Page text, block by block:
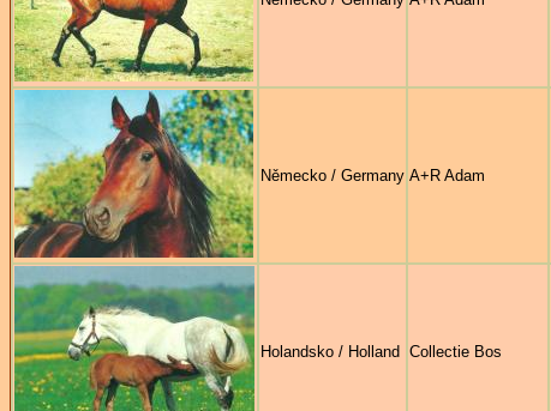
Německo / Germany A+R Adam
Holandsko / Holland Collectie Bos